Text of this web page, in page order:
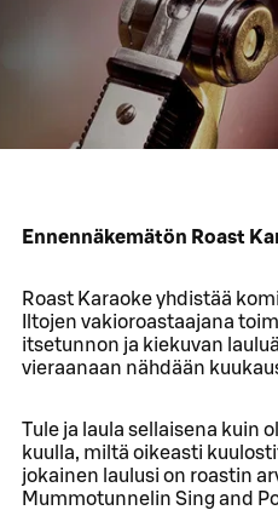
Ennennäkemätön Roast
Roast Karaoke yhdistää
Iltojen vakioroastaajana
itsetunnon ja kiekuvan
vieraanaan nähdään
Tule ja laula sellaisena kuin
kuulla, miltä oikeasti
jokainen laulusi on roastin
Mummotunnelin Sing and